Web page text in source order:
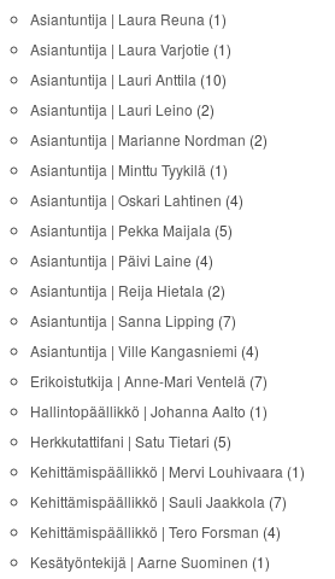
Asiantuntija | Laura Reuna (1)
Asiantuntija | Laura Varjotie (1)
Asiantuntija | Lauri Anttila (10)
Asiantuntija | Lauri Leino (2)
Asiantuntija | Marianne Nordman (2)
Asiantuntija | Minttu Tyykilä (1)
Asiantuntija | Oskari Lahtinen (4)
Asiantuntija | Pekka Maijala (5)
Asiantuntija | Päivi Laine (4)
Asiantuntija | Reija Hietala (2)
Asiantuntija | Sanna Lipping (7)
Asiantuntija | Ville Kangasniemi (4)
Erikoistutkija | Anne-Mari Ventelä (7)
Hallintopäällikkö | Johanna Aalto (1)
Herkkutattifani | Satu Tietari (5)
Kehittämispäällikkö | Mervi Louhivaara (1)
Kehittämispäällikkö | Sauli Jaakkola (7)
Kehittämispäällikkö | Tero Forsman (4)
Kesätyöntekijä | Aarne Suominen (1)